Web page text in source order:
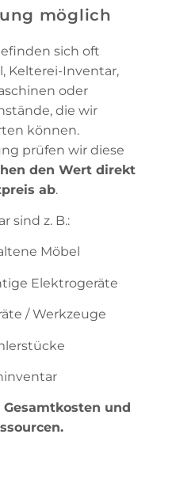
möglich
sich oft
Kelterei-Inventar,
oder
die wir
können.
prüfen wir diese
den Wert direkt
ab.
sind z. B.:
Möbel
Elektrogeräte
/ Werkzeuge
und